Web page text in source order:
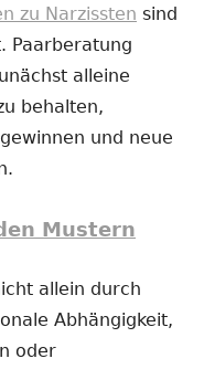
zu Narzissten sind
Paarberatung
alleine
behalten,
und neue
Mustern
allein durch
Abhängigkeit,
oder